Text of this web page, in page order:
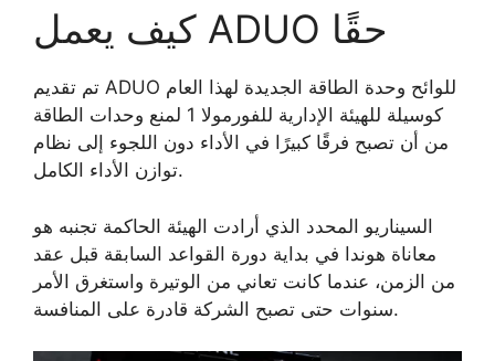
كيف يعمل ADUO حقًا
تم تقديم ADUO للوائح وحدة الطاقة الجديدة لهذا العام
كوسيلة للهيئة الإدارية للفورمولا 1 لمنع وحدات الطاقة
من أن تصبح فرقًا كبيرًا في الأداء دون اللجوء إلى نظام
توازن الأداء الكامل.
السيناريو المحدد الذي أرادت الهيئة الحاكمة تجنبه هو
معاناة هوندا في بداية دورة القواعد السابقة قبل عقد
من الزمن، عندما كانت تعاني من الوتيرة واستغرق الأمر
سنوات حتى تصبح الشركة قادرة على المنافسة.